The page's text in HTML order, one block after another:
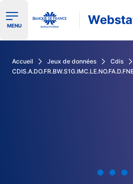
Ouvrir le menu de navigation
MENU
Accueil Jeux de données
Cdis